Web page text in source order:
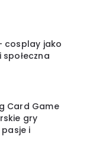
cosplay jako
Card Game
gry
i